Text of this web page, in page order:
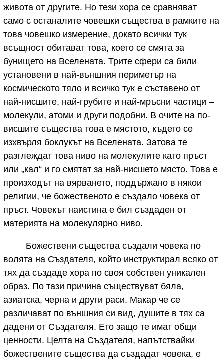
живота от другите. Но тези хора се сравняват
само с останалите човешки същества в рамките на
това човешко измерение, докато всички тук
всъщност обитават това, което се смята за
бунището на Вселената. Трите сфери са били
установени в най-външния периметър на
космическото тяло и всичко тук е съставено от
най-нисшите, най-грубите и най-мръсни частици –
молекули, атоми и други подобни. В очите на по-
висшите същества това е мястото, където се
изхвърля боклукът на Вселената. Затова те
разглеждат това ниво на молекулите като пръст
или „кал“ и го смятат за най-нисшето място. Това е
произходът на вярването, поддържано в някои
религии, че божественото е създало човека от
пръст. Човекът наистина е бил създаден от
материята на молекулярно ниво.
Божествени същества създали човека по
волята на Създателя, който инструктирал всяко от
тях да създаде хора по своя собствен уникален
образ. По тази причина съществуват бяла,
азиатска, черна и други раси. Макар че се
различават по външния си вид, душите в тях са
дадени от Създателя. Ето защо те имат общи
ценности. Целта на Създателя, напътствайки
божествените същества да създадат човека, е